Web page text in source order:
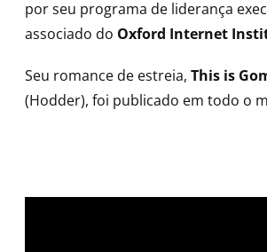
por seu programa de liderança
associado do Oxford Internet
Seu romance de estreia, This is
(Hodder), foi publicado em todo o